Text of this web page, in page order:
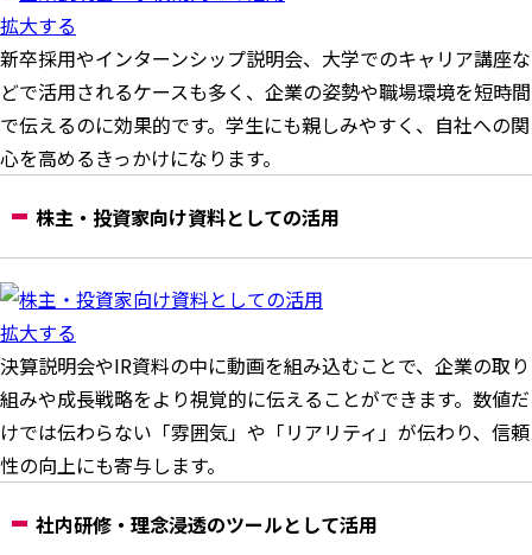
拡大する
新卒採用やインターンシップ説明会、大学でのキャリア講座な
どで活用されるケースも多く、企業の姿勢や職場環境を短時間
で伝えるのに効果的です。学生にも親しみやすく、自社への関
心を高めるきっかけになります。
株主・投資家向け資料としての活用
拡大する
決算説明会やIR資料の中に動画を組み込むことで、企業の取り
組みや成長戦略をより視覚的に伝えることができます。数値だ
けでは伝わらない「雰囲気」や「リアリティ」が伝わり、信頼
性の向上にも寄与します。
社内研修・理念浸透のツールとして活用